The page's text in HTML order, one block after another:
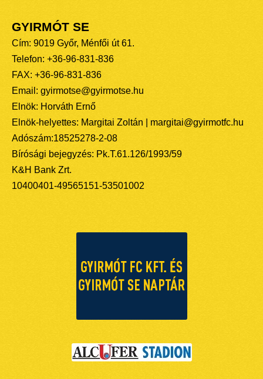
GYIRMÓT SE
Cím: 9019 Győr, Ménfői út 61.
Telefon: +36-96-831-836
FAX: +36-96-831-836
Email: gyirmotse@gyirmotse.hu
Elnök: Horváth Ernő
Elnök-helyettes: Margitai Zoltán | margitai@gyirmotfc.hu
Adószám:18525278-2-08
Bírósági bejegyzés: Pk.T.61.126/1993/59
K&H Bank Zrt.
10400401-49565151-53501002